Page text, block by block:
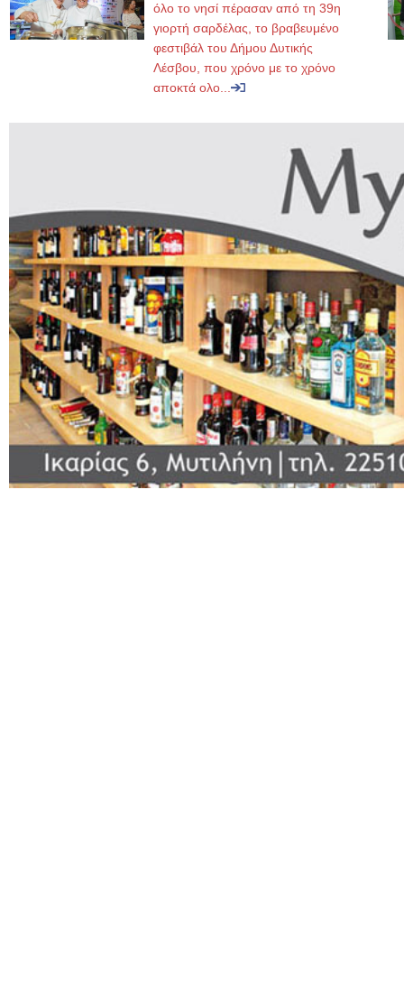
όλο το νησί πέρασαν από τη 39η
γιορτή σαρδέλας, το βραβευμένο
φεστιβάλ του Δήμου Δυτικής
Λέσβου, που χρόνο με το χρόνο
αποκτά ολο...